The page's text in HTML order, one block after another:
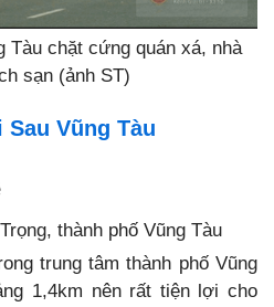
Tàu chặt cứng quán xá, nhà
sạn (ảnh ST)
Sau Vũng Tàu
thành phố Vũng Tàu
trung tâm thành phố Vũng
1,4km nên rất tiện lợi cho